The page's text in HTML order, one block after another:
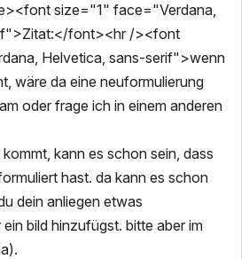
size="1" face="Verdana,
font><hr /><font
Helvetica, sans-serif">wenn
wäre da eine neuformulierung
oder frage ich in einem anderen
kann es schon sein, dass
hast. da kann es schon
dein anliegen etwas
bild hinzufügst. bitte aber im